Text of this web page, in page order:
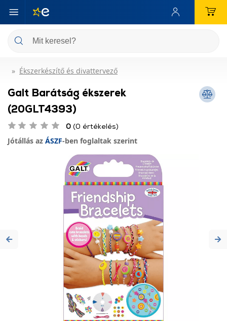
Ékszerkészítő és divattervező
Galt Barátság ékszerek
(20GLT4393)
0 (0 értékelés)
Jótállás az ÁSZF-ben foglaltak szerint
Previous